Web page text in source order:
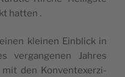
hatten .
klei­nen Ein­blick in
ver­gan­ge­nen Jah­res
mit den Kon­ven­te­xer­zi­